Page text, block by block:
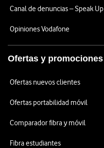
Canal de denuncias – Speak Up
Opiniones Vodafone
Ofertas y promociones
Ofertas nuevos clientes
Ofertas portabilidad móvil
Comparador fibra y móvil
Fibra estudiantes